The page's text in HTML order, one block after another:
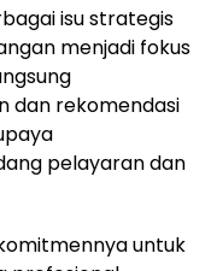
isu strategis
menjadi fokus
dan rekomendasi
pelayaran dan
untuk